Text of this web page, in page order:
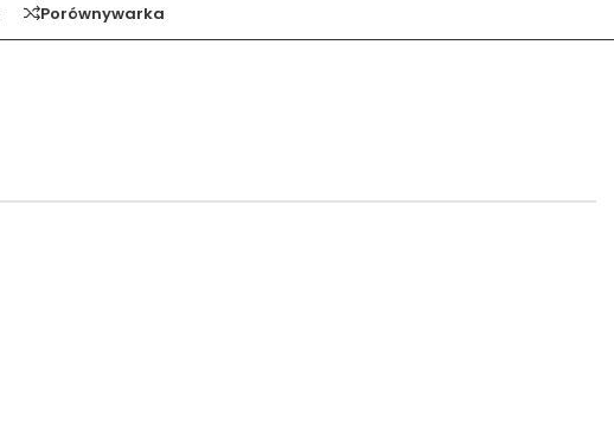
Porównywarka